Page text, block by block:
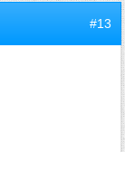
#13